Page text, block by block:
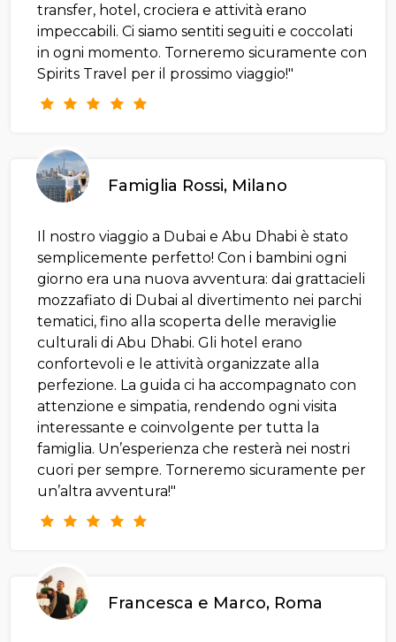
transfer, hotel, crociera e attività erano
impeccabili. Ci siamo sentiti seguiti e coccolati
in ogni momento. Torneremo sicuramente con
Spirits Travel per il prossimo viaggio!"
Famiglia Rossi, Milano
Il nostro viaggio a Dubai e Abu Dhabi è stato
semplicemente perfetto! Con i bambini ogni
giorno era una nuova avventura: dai grattacieli
mozzafiato di Dubai al divertimento nei parchi
tematici, fino alla scoperta delle meraviglie
culturali di Abu Dhabi. Gli hotel erano
confortevoli e le attività organizzate alla
perfezione. La guida ci ha accompagnato con
attenzione e simpatia, rendendo ogni visita
interessante e coinvolgente per tutta la
famiglia. Un’esperienza che resterà nei nostri
cuori per sempre. Torneremo sicuramente per
un’altra avventura!"
Francesca e Marco, Roma